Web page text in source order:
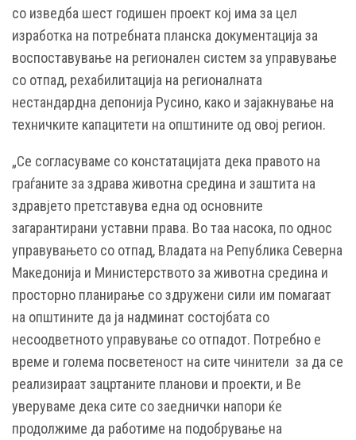
со изведба шест годишен проект кој има за цел
изработка на потребната планска документација за
воспоставување на регионален систем за управување
со отпад, рехабилитација на регионалната
нестандардна депонија Русино, како и зајакнување на
техничките капацитети на општините од овој регион.
„Се согласуваме со констатацијата дека правото на
граѓаните за здрава животна средина и заштита на
здравјето претставува една од основните
загарантирани уставни права. Во таа насока, по однос
управувањето со отпад, Владата на Република Северна
Македонија и Министерството за животна средина и
просторно планирање со здружени сили им помагаат
на општините да ја надминат состојбата со
несоодветното управување со отпадот. Потребно е
време и голема посветеност на сите чинители за да се
реализираат зацртаните планови и проекти, и Ве
уверуваме дека сите со заеднички напори ќе
продолжиме да работиме на подобрување на